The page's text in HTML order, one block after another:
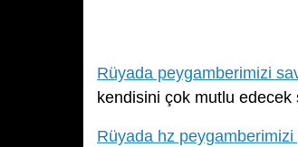
Rüyada peygamberimizi
kendisini çok mutlu
Rüyada hz peygamberimizi